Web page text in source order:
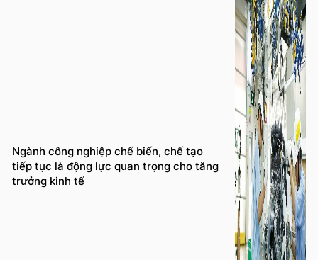
Ngành công nghiệp chế biến, chế tạo
tiếp tục là động lực quan trọng cho tăng
trưởng kinh tế